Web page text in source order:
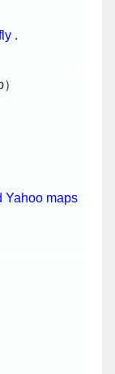
.
Yahoo maps